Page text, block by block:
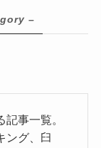
–
事一覧。
ング、臼